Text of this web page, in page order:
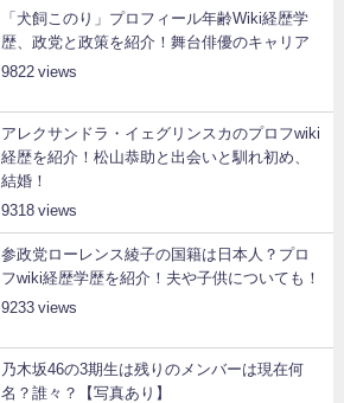
「犬飼このり」プロフィール年齢Wiki経歴学
歴、政党と政策を紹介！舞台俳優のキャリア
9822
アレクサンドラ・イェグリンスカのプロフwiki
経歴を紹介！松山恭助と出会いと馴れ初め、
結婚！
9318
参政党ローレンス綾子の国籍は日本人？プロ
フwiki経歴学歴を紹介！夫や子供についても！
9233
乃木坂46の3期生は残りのメンバーは現在何
名？誰々？【写真あり】